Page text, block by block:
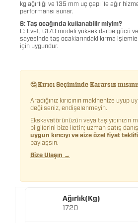
kg ağırlığı ve 135 mm uç çapı ile ağır
performansı sunar.
S: Taş ocağında kullanabilir miyim?
C: Evet, G170 modeli yüksek darbe gücü ve
sayesinde taş ocaklarındaki kırma
için uygundur.
🤔 Kırıcı Seçiminde Kararsız
Aradığınız kırıcının makinenize uyup
değilseniz, endişelenmeyin.
Ekskavatörünüzün veya taşıyıcınızın
bilgilerini bize iletin; uzman satış
uygun kırıcıyı ve size özel fiyat
paylaşsın.
Bize Ulaşın →
Ağırlık(Kg)
1720